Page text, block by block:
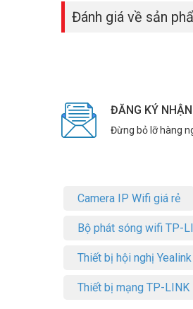
Đánh giá về sản
ĐĂNG KÝ
Đừng bỏ lỡ hàng
Camera IP Wifi giá rẻ
Bộ phát sóng wifi TP-
Thiết bị hội nghị Yealink
Thiết bị mạng TP-LINK